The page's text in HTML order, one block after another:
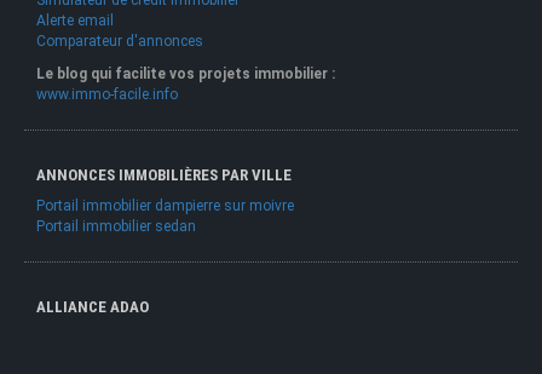
Alerte email
Comparateur d'annonces
Le blog qui facilite vos projets immobilier :
www.immo-facile.info
ANNONCES IMMOBILIÈRES PAR VILLE
Portail immobilier dampierre sur moivre
Portail immobilier sedan
ALLIANCE ADAO